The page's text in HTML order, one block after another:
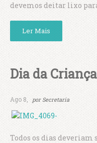
devemos deitar lixo
Ler Mais
Dia da Criança
Ago 8, por Secretaria
Todos os dias deveriam